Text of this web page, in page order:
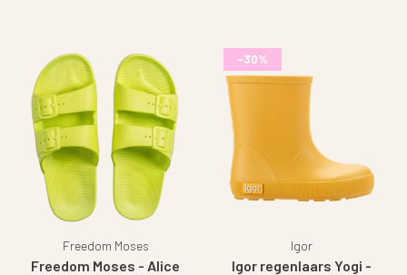
Freedom Moses
Freedom Moses - Alice
-30%
Igor
Igor regenlaars Yogi -